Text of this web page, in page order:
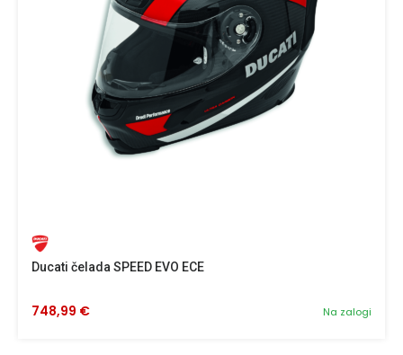
Ducati čelada SPEED EVO ECE
Na zalogi
748,99 €